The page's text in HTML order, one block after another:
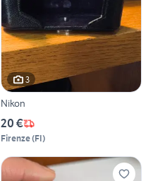
3
Nikon
20 €
Firenze(FI)